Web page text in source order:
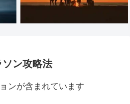
ン攻略法
ンが含まれています